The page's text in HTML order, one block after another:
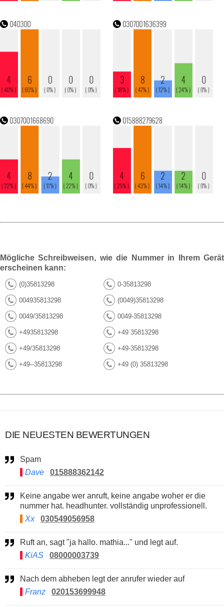
Mögliche Schreibweisen, wie die Nummer in Ihrem Gerät
erscheinen kann:
(0)35813298 0-35813298
004935813298 (0049)35813298
0049/35813298 0049-35813298
+4935813298 +49 35813298
+49/35813298 +49-35813298
+49--35813298 +49 (0) 35813298
DIE NEUESTEN BEWERTUNGEN
Spam
Dave
015888362142
Keine angabe wer anruft, keine angabe woher er die
nummer hat. headhunter. vollständig unprofessionell.
Xx
030549056958
Ruft an, sagt "ja hallo. mathia..." und legt auf.
KiAS
08000003739
Nach dem abheben legt der anrufer wieder auf
Franz
020153699948